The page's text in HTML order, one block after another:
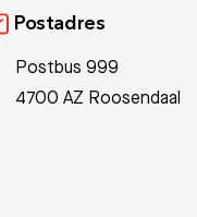
Postadres
Postbus 999
4700 AZ Roosendaal